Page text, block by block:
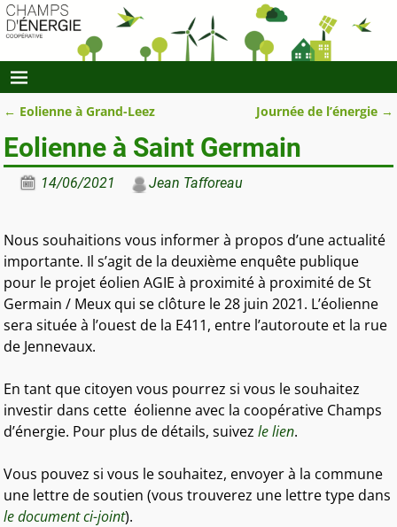
← Eolienne à Grand-Leez Journée de l’énergie →
Eolienne à Saint Germain
14/06/2021 Jean Tafforeau
Nous souhaitions vous informer à propos d’une actualité
importante. Il s’agit de la deuxième enquête publique
pour le projet éolien AGIE à proximité à proximité de St
Germain / Meux qui se clôture le 28 juin 2021. L’éolienne
sera située à l’ouest de la E411, entre l’autoroute et la rue
de Jennevaux.
En tant que citoyen vous pourrez si vous le souhaitez
investir dans cette éolienne avec la coopérative Champs
d’énergie. Pour plus de détails, suivezle lien.
Vous pouvez si vous le souhaitez, envoyer à la commune
une lettre de soutien (vous trouverez une lettre type dans
le document ci-joint).